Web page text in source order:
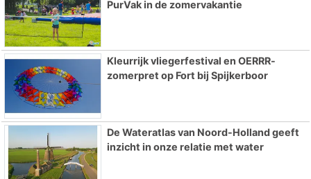
PurVak in de zomervakantie
Kleurrijk vliegerfestival en OERRR-
zomerpret op Fort bij Spijkerboor
De Wateratlas van Noord-Holland geeft
inzicht in onze relatie met water